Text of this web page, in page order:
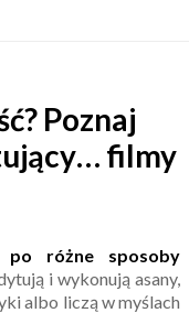
Poznaj
filmy
po różne sposoby
i wykonują asany,
albo liczą w myślach